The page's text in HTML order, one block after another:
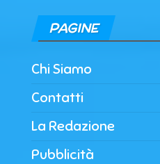
PAGINE
Chi Siamo
Contatti
La Redazione
Pubblicità